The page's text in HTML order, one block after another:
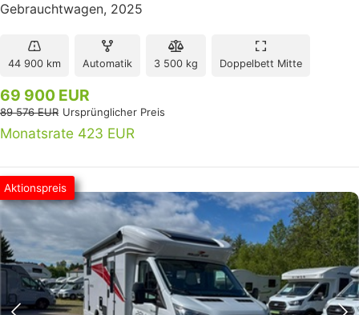
Gebrauchtwagen, 2025
44 900 km Automatik 3 500 kg Doppelbett Mitte
69 900 EUR
89 576 EUR Ursprünglicher Preis
Monatsrate 423 EUR
Aktionspreis